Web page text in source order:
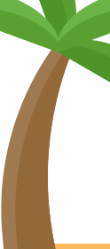
Oceľové
aj na
dodáme